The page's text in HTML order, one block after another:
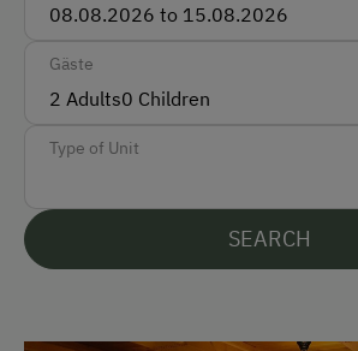
Car
Accepted Payment Methods
Cash
Languages Spoken On Site
Gäste
2 Adults0 Children
Type of Unit
SEARCH